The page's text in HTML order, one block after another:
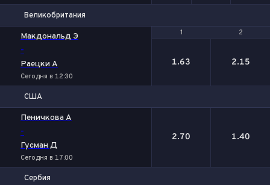
Великобритания
1 2
Макдональд Э
-
Раецки А
Сегодня в 12:30
1 2
1.63 2.15
США
Пеничкова А
-
Гусман Д
Сегодня в 17:00
2.70 1.40
Сербия